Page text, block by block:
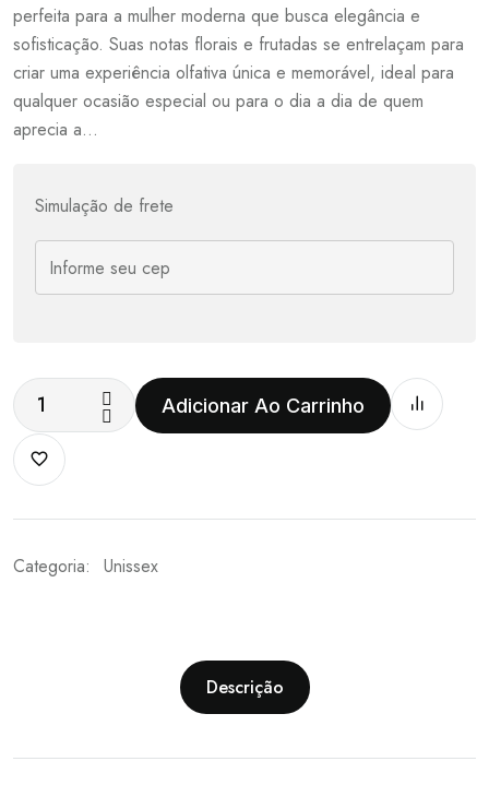
perfeita para a mulher moderna que busca elegância e
sofisticação. Suas notas florais e frutadas se entrelaçam para
criar uma experiência olfativa única e memorável, ideal para
qualquer ocasião especial ou para o dia a dia de quem
aprecia a…
Simulação de frete
Adicionar Ao Carrinho
Categoria: Unissex
Descrição